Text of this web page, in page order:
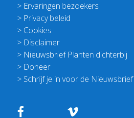
> Ervaringen bezoekers
> Privacy beleid
> Cookies
> Disclaimer
> Nieuwsbrief Planten dichterbij
> Doneer
> Schrijf je in voor de Nieuwsbrief